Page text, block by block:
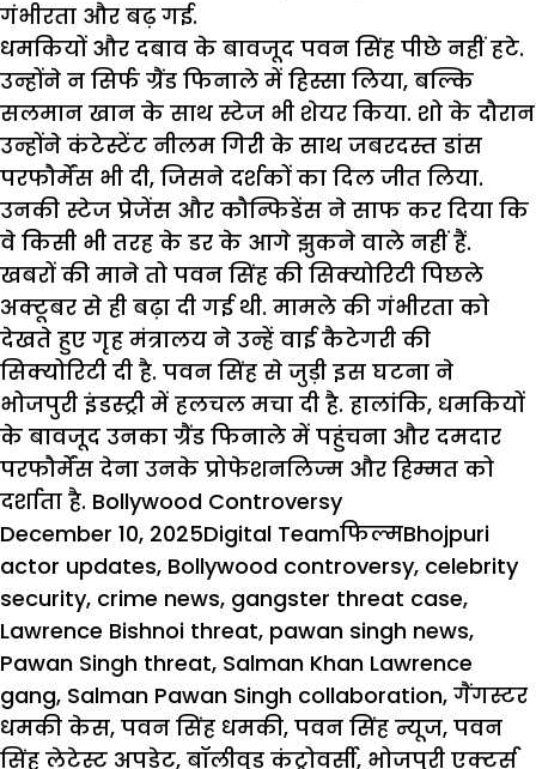
गंभीरता और बढ़ गई.
धमकियों और दबाव के बावजूद पवन सिंह पीछे नहीं हटे.
उन्होंने न सिर्फ ग्रैंड फिनाले में हिस्सा लिया, बल्कि
सलमान खान के साथ स्टेज भी शेयर किया. शो के दौरान
उन्होंने कंटेस्टेंट नीलम गिरी के साथ जबरदस्त डांस
परफौर्मेंस भी दी, जिसने दर्शकों का दिल जीत लिया.
उनकी स्टेज प्रेजेंस और कौन्फिडेंस ने साफ कर दिया कि
वे किसी भी तरह के डर के आगे झुकने वाले नहीं हैं.
खबरों की माने तो पवन सिंह की सिक्योरिटी पिछले
अक्टूबर से ही बढ़ा दी गई थी. मामले की गंभीरता को
देखते हुए गृह मंत्रालय ने उन्हें वाई कैटेगरी की
सिक्योरिटी दी है. पवन सिंह से जुड़ी इस घटना ने
भोजपुरी इंडस्ट्री में हलचल मचा दी है. हालांकि, धमकियों
के बावजूद उनका ग्रैंड फिनाले में पहुंचना और दमदार
परफौर्मेंस देना उनके प्रोफेशनलिज्म और हिम्मत को
दर्शाता है. Bollywood Controversy
Posted
on
December 10, 2025Author
Digital TeamCategories
फिल्मTags
Bhojpuri
actor updates, Bollywood controversy, celebrity
security, crime news, gangster threat case,
Lawrence Bishnoi threat, pawan singh news,
Pawan Singh threat, Salman Khan Lawrence
gang, Salman Pawan Singh collaboration, गैंगस्टर
धमकी केस, पवन सिंह धमकी, पवन सिंह न्यूज, पवन
सिंह लेटेस्ट अपडेट, बॉलीवुड कंट्रोवर्सी, भोजपुरी एक्टर्स